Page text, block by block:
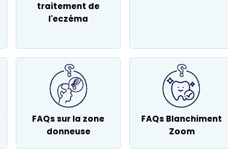
traitement de
l'eczéma
FAQs sur la zone
donneuse
FAQs Blanchiment
Zoom